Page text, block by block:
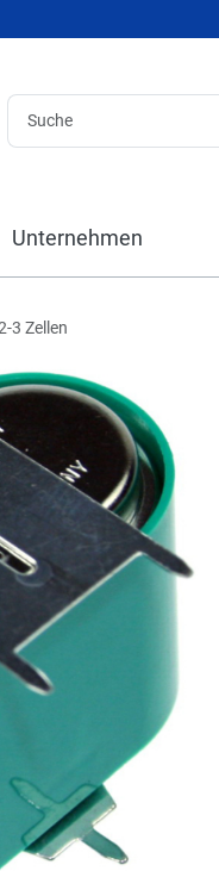
Unternehmen
3 Zellen